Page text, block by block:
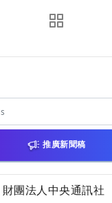
推廣新聞稿
團法人中央通訊社